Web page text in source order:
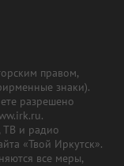
правом,
знаки).
разрешено
ТВ и радио
«Твой Иркутск».
все меры,